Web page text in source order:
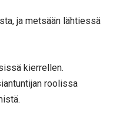
ja metsään lähtiessä
kierrellen.
roolissa